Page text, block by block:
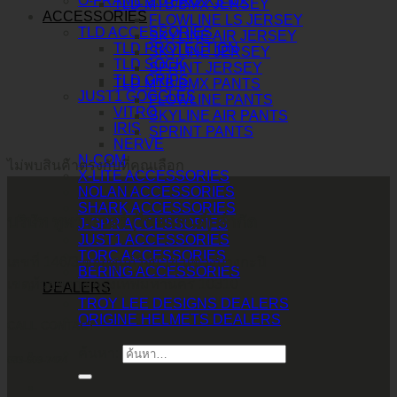
ACCESSORIES
TLD ACCESSORIES
TLD PROTECTION
TLD SOCK
TLD GRIPS
JUST1 GOGGLES
VITRO
IRIS
NERVE
N-COM
X-LITE ACCESSORIES
NOLAN ACCESSORIES
SHARK ACCESSORIES
J-GPR ACCESSORIES
JUST1 ACCESSORIES
TORC ACCESSORIES
BERING ACCESSORIES
DEALERS
TROY LEE DESIGNS DEALERS
ORIGINE HELMETS DEALERS
TLD MTB/BMX JERSEY
FLOWLINE LS JERSEY
SKYLINE AIR JERSEY
SKYLINE JERSEY
SPRINT JERSEY
TLD MTB/BMX PANTS
FLOWLINE PANTS
SKYLINE AIR PANTS
SPRINT PANTS
ไม่พบสินค้าตรงกับที่คุณเลือก
บริษัท ทูพาวเวอร์ (ไทยแลนด์) จำกัด
เลขที่ 146/3 ซอยศูนย์วิจัย 14 แขวงบางกะปิ
เขตห้วยขวาง กรุงเทพมหานคร 10310
CALL CONTACT